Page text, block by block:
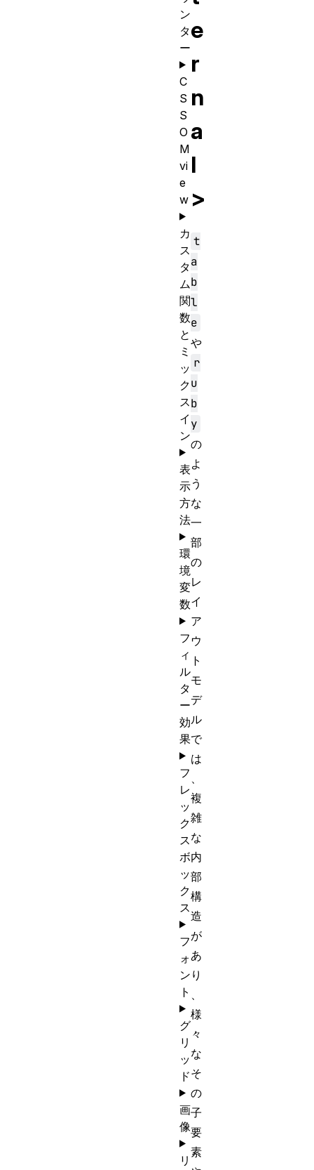
e
r
n
a
l
>
t
a
b
l
e
や
r
u
b
y
の
よ
う
な
一
部
の
レ
イ
ア
ウ
ト
モ
デ
ル
で
は
複
雑
な
内
部
構
造
が
あ
り
様
々
な
そ
の
子
要
素
ン
タ
ー
C
S
S
O
M
vi
e
w
カ
ス
タ
ム
関
数
と
ミ
ッ
ク
ス
イ
ン
表
示
方
法
環
境
変
数
フ
ィ
ル
タ
ー
効
果
フ
レ
ッ
ク
ス
ボ
ッ
ク
ス
フ
ォ
ン
ト
グ
リ
ッ
ド
画
像
リ